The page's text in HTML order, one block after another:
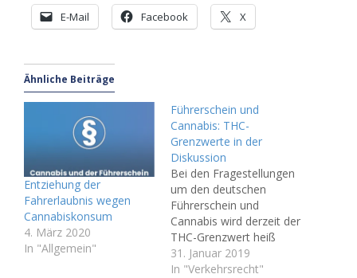
E-Mail Facebook X
Ähnliche Beiträge
Entziehung der
Fahrerlaubnis wegen
Cannabiskonsum
4. März 2020
In "Allgemein"
Führerschein und
Cannabis: THC-
Grenzwerte in der
Diskussion
Bei den Fragestellungen
um den deutschen
Führerschein und
Cannabis wird derzeit der
THC-Grenzwert heiß
dieskutiert. Die
Teilnahme am
31. Januar 2019
In "Verkehrsrecht"